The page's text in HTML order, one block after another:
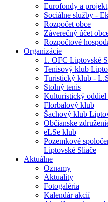
Eurofondy a
Sociálne služby -
Rozpočet obce
Záverečný účet
Rozpočtové
Organizácie
1. OFC Liptovské
Tenisový klub
Turistický klub -
Stolný tenis
Kulturistický
Florbalový klub
Šachový klub
Občianske
eLSe klub
Pozemkové
Liptovské Sliače
Aktuálne
Oznamy
Aktuality
Fotogaléria
Kalendár akcií